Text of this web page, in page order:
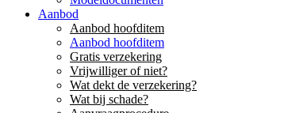
Aanbod
Aanbod hoofditem
Aanbod hoofditem
Gratis verzekering
Vrijwilliger of niet?
Wat dekt de verzekering?
Wat bij schade?